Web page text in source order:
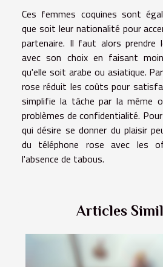
Ces femmes coquines sont
que soit leur nationalité pour
partenaire. Il faut alors prendre
avec son choix en faisant
qu'elle soit arabe ou asiatique.
rose réduit les coûts pour
simplifie la tâche par la même
problèmes de confidentialité.
qui désire se donner du plaisir
du téléphone rose avec les
l'absence de tabous.
Articles